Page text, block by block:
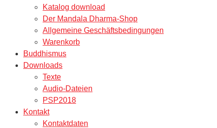
Katalog download
Der Mandala Dharma-Shop
Allgemeine Geschäftsbedingungen
Warenkorb
Buddhismus
Downloads
Texte
Audio-Dateien
PSP2018
Kontakt
Kontaktdaten